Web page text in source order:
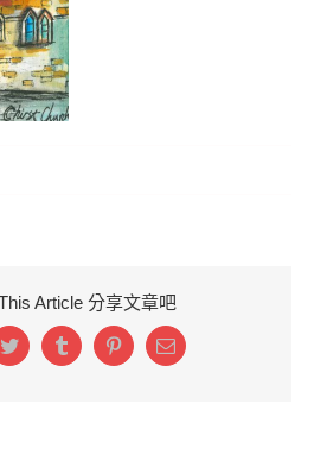
Article 分享文章吧
TwitterTumblrPinterestEmail: